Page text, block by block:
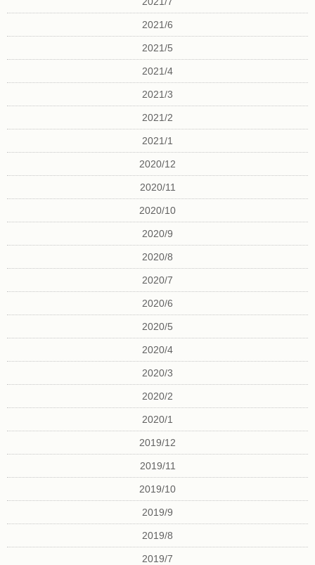
2021/6
2021/5
2021/4
2021/3
2021/2
2021/1
2020/12
2020/11
2020/10
2020/9
2020/8
2020/7
2020/6
2020/5
2020/4
2020/3
2020/2
2020/1
2019/12
2019/11
2019/10
2019/9
2019/8
2019/7